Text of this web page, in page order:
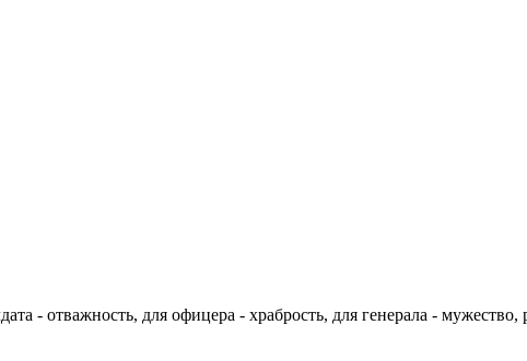
- отважность, для офицера - храбрость, для генерала -